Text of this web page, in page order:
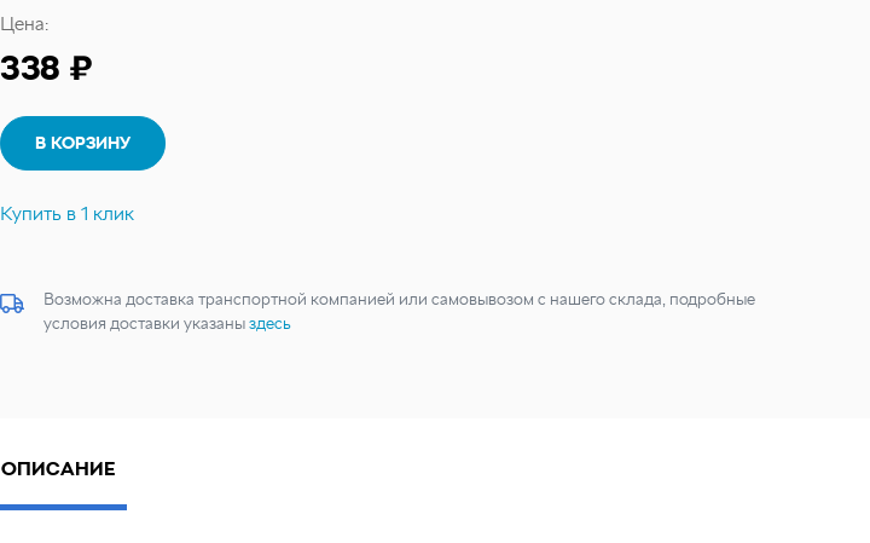
Цена:
338 ₽
В КОРЗИНУ
Купить в 1 клик
Возможна доставка транспортной компанией или самовывозом с нашего склада, подробные
условия доставки указаныздесь
ОПИСАНИЕ